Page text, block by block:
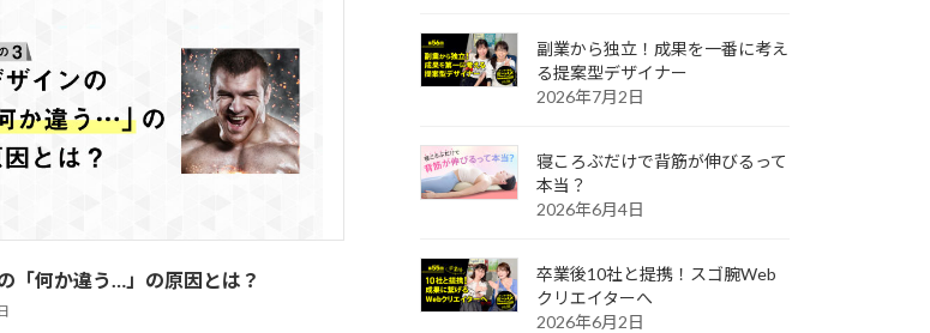
「何か違う…」の原因とは？
副業から独立！成果を一番に考え
る提案型デザイナー
2026年7月2日
寝ころぶだけで背筋が伸びるって
本当？
2026年6月4日
卒業後10社と提携！スゴ腕Web
クリエイターへ
2026年6月2日